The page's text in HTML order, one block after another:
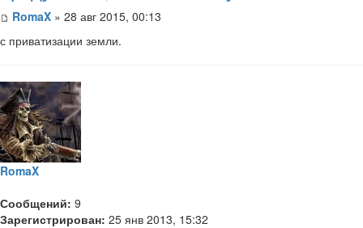
RomaX » 28 авг 2015, 00:13
с приватизации земли.
RomaX
Сообщений: 9
Зарегистрирован: 25 янв 2013, 15:32